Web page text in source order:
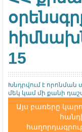
15
Խնդրվում է որոնման
մեկ կամ մի քանի
Այս բառերը